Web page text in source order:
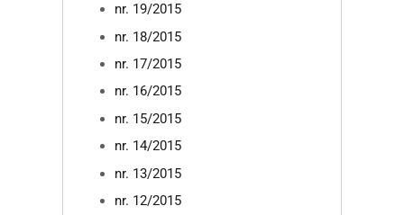
nr. 19/2015
nr. 18/2015
nr. 17/2015
nr. 16/2015
nr. 15/2015
nr. 14/2015
nr. 13/2015
nr. 12/2015